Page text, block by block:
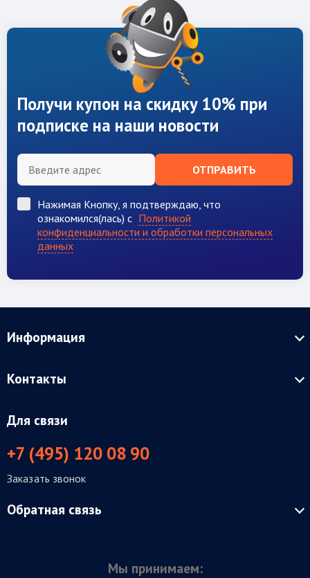
Получи купон на скидку 10% при
подписке на наши новости
ОТПРАВИТЬ
Нажимая Кнопку, я подтверждаю, что
ознакомился(лась) с Политикой
конфиденциальности и обработки персональных
данных
Информация
Контакты
Для связи
+7 (495) 120 08 90
Заказать звонок
Обратная связь
Мы принимаем: